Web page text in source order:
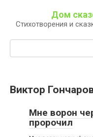
контенту
Дом
Стихотворения и
Виктор
Мне ворон
пророчил